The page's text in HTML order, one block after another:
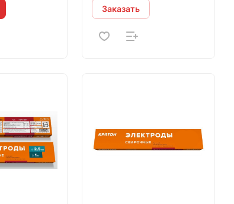
Заказать